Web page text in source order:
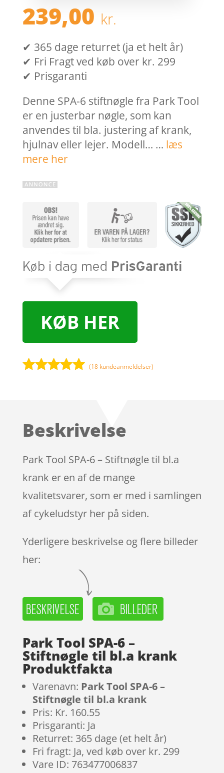
239,00 kr.
✔ 365 dage returret (ja et helt år)
✔ Fri Fragt ved køb over kr. 299
✔ Prisgaranti
Denne SPA-6 stiftnøgle fra Park Tool
er en justerbar nøgle, som kan
anvendes til bla. justering af krank,
hjulnav eller lejer. Modell… … læs
mere her
KØB HER
kundebedøm
(18 kundeanmeldelser)
Beskrivelse
Park Tool SPA-6 – Stiftnøgle til bl.a
krank er en af de mange
kvalitetsvarer, som er med i samlingen
af cykeludstyr her på siden.
Yderligere beskrivelse og flere billeder
her:
Park Tool SPA-6 –
Stiftnøgle til bl.a krank
Produktfakta
Varenavn: Park Tool SPA-6 –
Stiftnøgle til bl.a krank
Pris: Kr. 160.55
Prisgaranti: Ja
Returret: 365 dage (et helt år)
Fri fragt: Ja, ved køb over kr. 299
Vare ID: 763477006837